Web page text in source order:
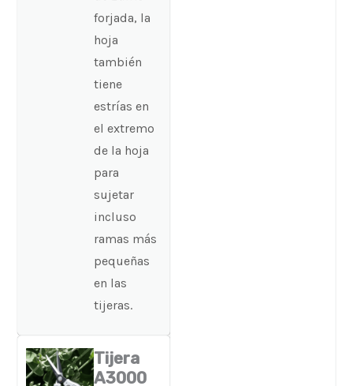
forjada, la
hoja
también
tiene
estrías en
el extremo
de la hoja
para
sujetar
incluso
ramas más
pequeñas
en las
tijeras.
Tijera
A3000